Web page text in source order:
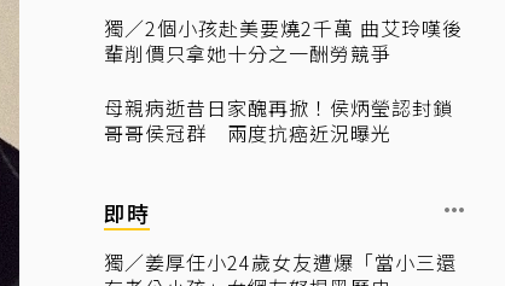
獨／2個小孩赴美要燒2千萬 曲艾玲嘆後
輩削價只拿她十分之一酬勞競爭
母親病逝昔日家醜再掀！侯炳瑩認封鎖
哥哥侯冠群 兩度抗癌近況曝光
即時
獨／姜厚任小24歲女友遭爆「當小三還